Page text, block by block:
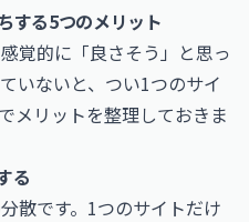
する5つのメリット
覚的に「良さそう」と思っ
いないと、つい1つのサイ
メリットを整理しておきま
る
散です。1つのサイトだけ